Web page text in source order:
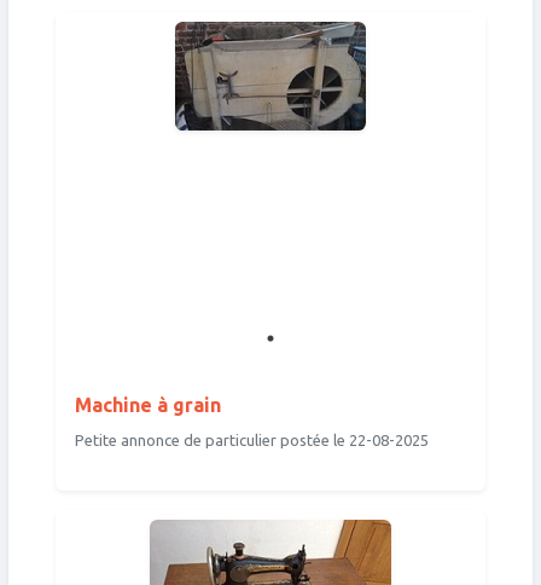
Machine à grain
Petite annonce de particulier postée le 22-08-2025